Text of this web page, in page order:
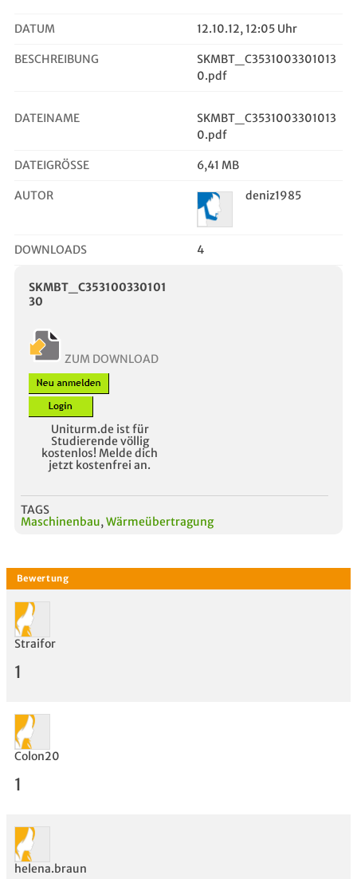
DATUM 12.10.12, 12:05 Uhr
BESCHREIBUNG
SKMBT_C3531003301013
0.pdf
DATEINAME
SKMBT_C3531003301013
0.pdf
DATEIGRÖSSE 6,41 MB
AUTOR deniz1985
DOWNLOADS 4
SKMBT_C353100330101
30
ZUM DOWNLOAD
Uniturm.de ist für
Studierende völlig
kostenlos! Melde dich
jetzt kostenfrei an.
TAGS
Maschinenbau, Wärmeübertragung
Bewertung
Straifor
1
Colon20
1
helena.braun